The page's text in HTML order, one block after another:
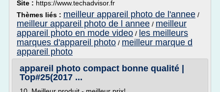
Site : https://www.techadvisor.fr
Thèmes liés : meilleur appareil photo de l'annee /
meilleur appareil photo de l annee / meilleur
appareil photo en mode video / les meilleurs
marques d'appareil photo / meilleur marque d
appareil photo
appareil photo compact bonne qualité |
Top#25(2017 ...